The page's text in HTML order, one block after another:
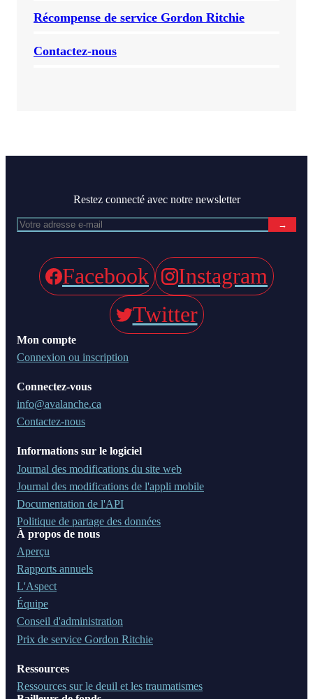
Récompense de service Gordon Ritchie
Contactez-nous
Mon compte
Connexion ou inscription
Connectez-vous
info@avalanche.ca
Contactez-nous
Informations sur le logiciel
Journal des modifications du site web
Journal des modifications de l'appli mobile
Documentation de l'API
Politique de partage des données
À propos de nous
Aperçu
Rapports annuels
L'Aspect
Équipe
Conseil d'administration
Prix de service Gordon Ritchie
Ressources
Ressources sur le deuil et les traumatismes
Restez connecté avec notre newsletter
→
Facebook
Instagram
Twitter